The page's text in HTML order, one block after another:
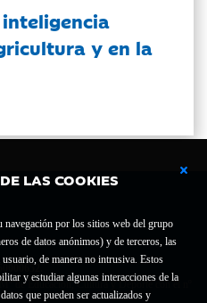
LAS COOKIES
navegación por los sitios web del grupo
de datos anónimos) y de terceros, las
de manera no intrusiva. Estos
y estudiar algunas interacciones de la
que pueden ser actualizados y
y en la
de Educación, Cultura y Deporte con el nº